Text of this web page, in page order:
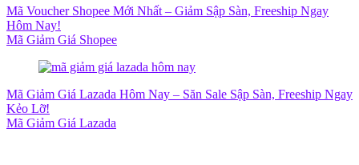
Mã Voucher Shopee Mới Nhất – Giảm Sập Sàn, Freeship Ngay
Hôm Nay!
Mã Giảm Giá Shopee
Mã Giảm Giá Lazada Hôm Nay – Săn Sale Sập Sàn, Freeship Ngay
Kẻo Lỡ!
Mã Giảm Giá Lazada